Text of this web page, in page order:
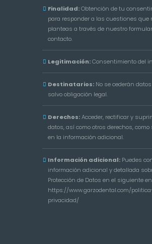
Finalidad:Obtención de tu
para responder a las cuestiones que
planteas a través de nuestro
contacto.
Legitimación:Consentimiento del
Destinatarios: No se cederán
salvo obligación legal.
Derechos:Acceder, rectificar y
datos, así como otros derechos, como
en la información adicional.
Información adicional: Puedes
información adicional y detallada
Protección de Datos en el siguiente
https://www.garzodental.com/
privacidad/